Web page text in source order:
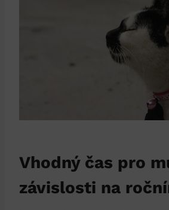
Vhodný čas pro
závislosti na